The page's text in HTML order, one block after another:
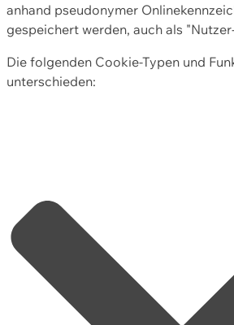
anhand pseudonymer
gespeichert werden, auch als
Die folgenden Cookie-Typen und
unterschieden: